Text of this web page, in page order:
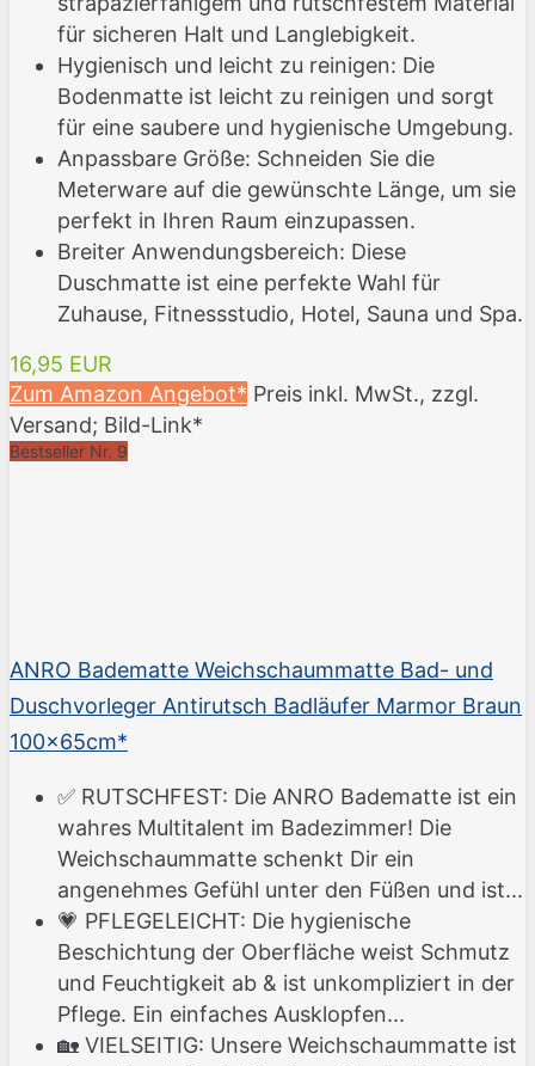
für sicheren Halt und Langlebigkeit.
Hygienisch und leicht zu reinigen: Die
Bodenmatte ist leicht zu reinigen und sorgt
für eine saubere und hygienische Umgebung.
Anpassbare Größe: Schneiden Sie die
Meterware auf die gewünschte Länge, um sie
perfekt in Ihren Raum einzupassen.
Breiter Anwendungsbereich: Diese
Duschmatte ist eine perfekte Wahl für
Zuhause, Fitnessstudio, Hotel, Sauna und Spa.
16,95 EUR
Zum Amazon Angebot* Preis inkl. MwSt., zzgl.
Versand; Bild-Link*
Bestseller Nr. 9
ANRO Badematte Weichschaummatte Bad- und
Duschvorleger Antirutsch Badläufer Marmor Braun
100x65cm*
✅ RUTSCHFEST: Die ANRO Badematte ist ein
wahres Multitalent im Badezimmer! Die
Weichschaummatte schenkt Dir ein
angenehmes Gefühl unter den Füßen und ist...
💗 PFLEGELEICHT: Die hygienische
Beschichtung der Oberfläche weist Schmutz
und Feuchtigkeit ab & ist unkompliziert in der
Pflege. Ein einfaches Ausklopfen...
🏡 VIELSEITIG: Unsere Weichschaummatte ist